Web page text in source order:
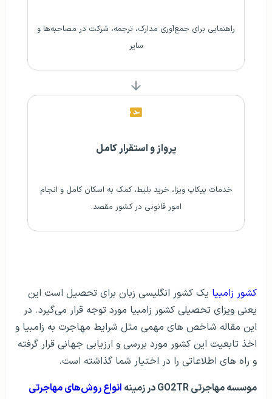
راهنمایی برای جمع‌آوری مدارک، ترجمه، شرکت در مصاحبه‌ها و
سایر
پرواز و استقرار کامل
خدمات پیکاپ ویزا، خرید بلیط، کمک به اسکان کامل و انجام
امور قانونی در کشور مقصد.
کشور زامبیا یک کشور انگلیسی زبان برای تحصیل است این
یعنی ویزای تحصیلی کشور زامبیا مورد توجه قرار می‌گیرد. در
این مقاله شاخص های مهمی مثل شرایط مهاجرت به زامبیا و
اخذ تابعیت این کشور مورد بررسی و ارزیابی جهانی قرار گرفته
و راه های اطلاعاتی را در اختیار شما گذاشته است.
موسسه مهاجرتی GO2TR در زمینه
انواع روش‌های مهاجرتی